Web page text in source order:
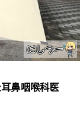
鼻咽喉科医